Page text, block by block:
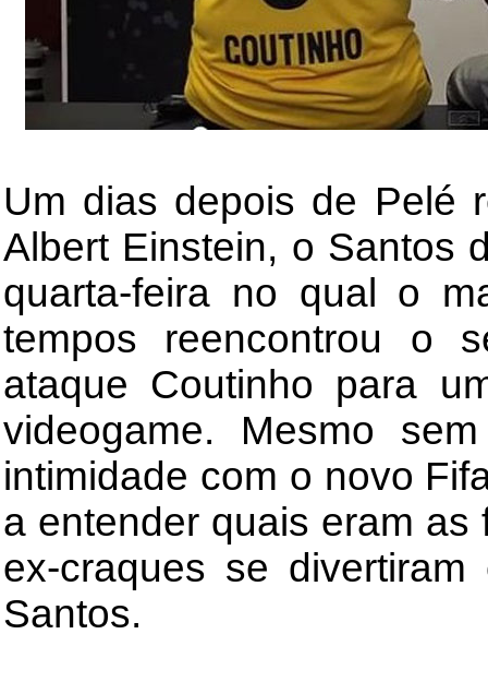
Um dias depois de Pelé
Albert Einstein, o Santos
quarta-feira no qual o
tempos reencontrou o
ataque Coutinho para
videogame. Mesmo
intimidade com o novo
a entender quais eram
ex-craques se
Santos.